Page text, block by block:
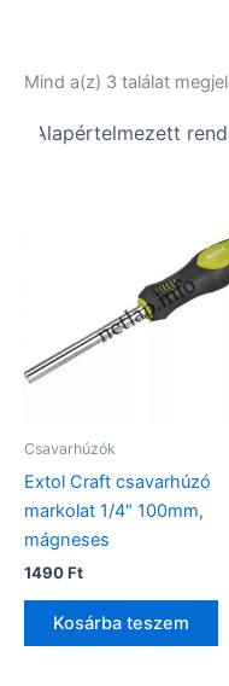
Mind a(z) 3 találat
Csavarhúzók
Extol Craft csavarhúzó
markolat 1/4″ 100mm,
mágneses
1490Ft
Kosárba teszem